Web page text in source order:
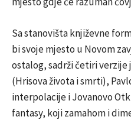
Sa stanovišta književne
bi svoje mjesto u Novom
ostalog, sadrži četiri
(Hrisova života i smrti),
interpolacije i Jovanovo
fantasy, koji zamahom i